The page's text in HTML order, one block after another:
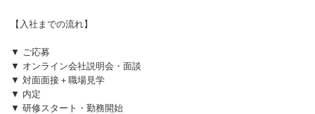
【入社までの流れ】
▼ ご応募
▼ オンライン会社説明会・面談
▼ 対面面接＋職場見学
▼ 内定
▼ 研修スタート・勤務開始